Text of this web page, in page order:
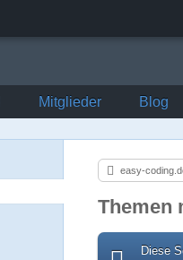
Mitglieder Blog
easy-
Themen
Diese